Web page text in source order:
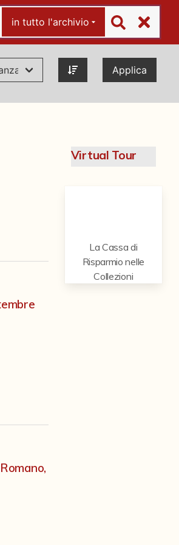
in tutto l'archivio
Applica
Virtual Tour
La Cassa di
Risparmio nelle
Collezioni